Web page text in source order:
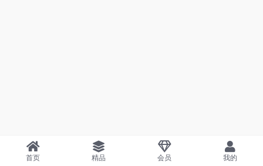
首页 精品 会员 我的